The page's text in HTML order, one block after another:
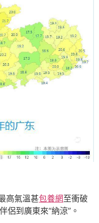
高氣溫甚包養網至衝破
到廣東來“納涼”。